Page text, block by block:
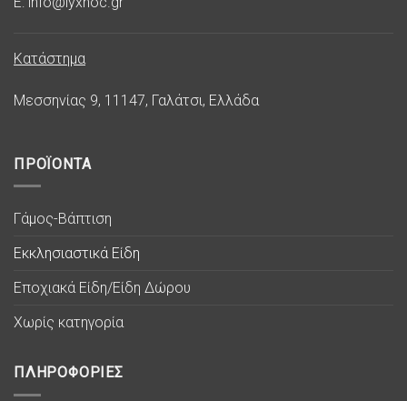
Κατάστημα
Μεσσηνίας 9, 11147, Γαλάτσι, Ελλάδα
ΠΡΟΪΟΝΤΑ
Γάμος-Βάπτιση
Εκκλησιαστικά Είδη
Εποχιακά Είδη/Είδη Δώρου
Χωρίς κατηγορία
ΠΛΗΡΟΦΟΡΙΕΣ